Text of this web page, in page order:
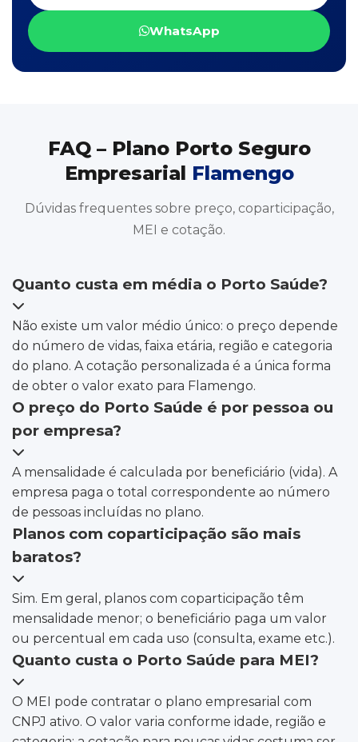
WhatsApp
FAQ – Plano Porto Seguro
Empresarial Flamengo
Dúvidas frequentes sobre preço, coparticipação,
MEI e cotação.
Quanto custa em média o Porto Saúde?
Não existe um valor médio único: o preço depende
do número de vidas, faixa etária, região e categoria
do plano. A cotação personalizada é a única forma
de obter o valor exato para Flamengo.
O preço do Porto Saúde é por pessoa ou
por empresa?
A mensalidade é calculada por beneficiário (vida). A
empresa paga o total correspondente ao número
de pessoas incluídas no plano.
Planos com coparticipação são mais
baratos?
Sim. Em geral, planos com coparticipação têm
mensalidade menor; o beneficiário paga um valor
ou percentual em cada uso (consulta, exame etc.).
Quanto custa o Porto Saúde para MEI?
O MEI pode contratar o plano empresarial com
CNPJ ativo. O valor varia conforme idade, região e